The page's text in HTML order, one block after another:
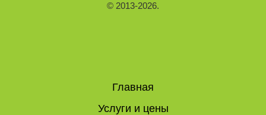
© 2013-2026.
Главная
Услуги и цены